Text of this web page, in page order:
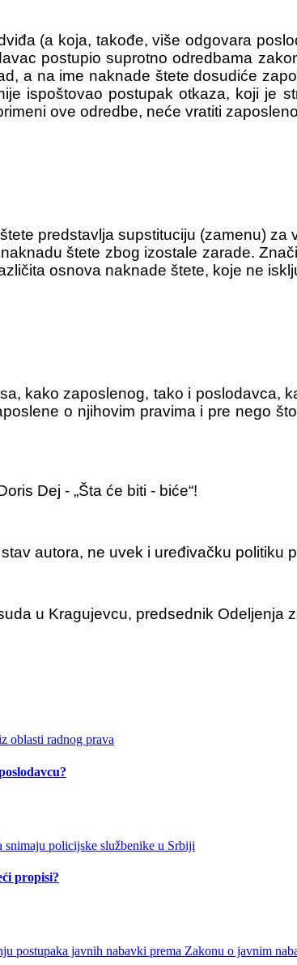
(a koja, takođe, više odgovara
postupio suprotno odredbama
a na ime naknade štete dosudiće
ispoštovao postupak otkaza, koji je
ove odredbe, neće vratiti
predstavlja supstituciju (zamenu)
štete zbog izostale zarade.
osnova naknade štete, koje ne
kako zaposlenog, tako i poslodavca,
o njihovim pravima i pre nego
Dej - „Šta će biti - biće“!
autora, ne uvek i uređivačku politiku
u Kragujevcu, predsednik Odeljenja
propisi?